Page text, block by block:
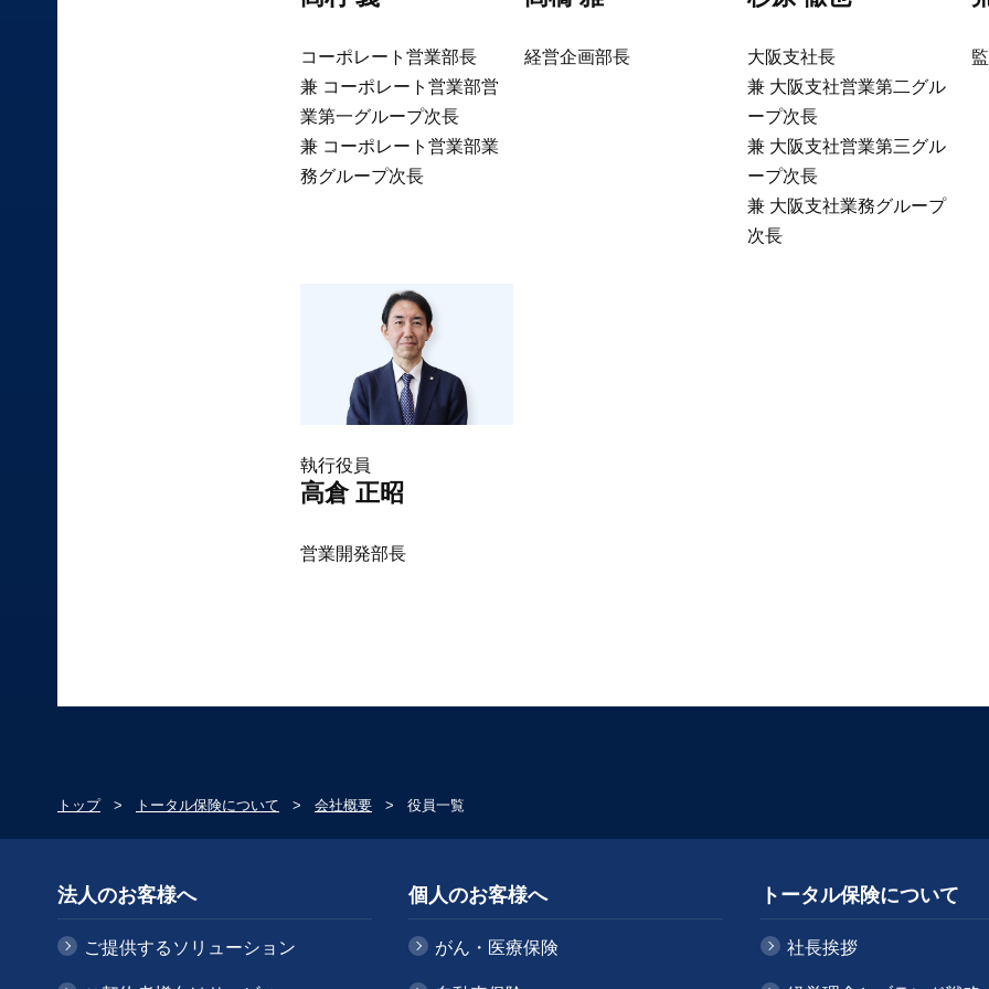
コーポレート営業部長
兼 コーポレート営業部営
業第一グループ次長
兼 コーポレート営業部業
務グループ次長
経営企画部長
大阪支社長
兼 大阪支社営業第二グル
ープ次長
兼 大阪支社営業第三グル
ープ次長
兼 大阪支社業務グループ
次長
執行役員
高倉 正昭
営業開発部長
トップ トータル保険について 会社概要 役員一覧
法人のお客様へ
ご提供するソリューション
個人のお客様へ
がん・医療保険
トータル保険について
社長挨拶